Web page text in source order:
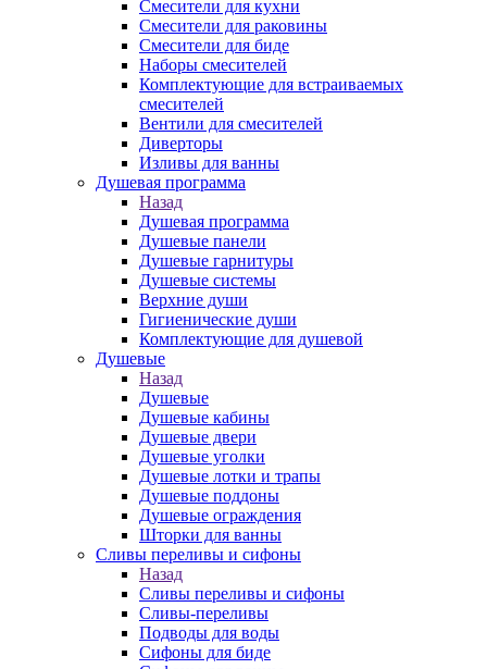
Смесители для кухни
Смесители для раковины
Смесители для биде
Наборы смесителей
Комплектующие для встраиваемых
смесителей
Вентили для смесителей
Диверторы
Изливы для ванны
Душевая программа
Назад
Душевая программа
Душевые панели
Душевые гарнитуры
Душевые системы
Верхние души
Гигиенические души
Комплектующие для душевой
Душевые
Назад
Душевые
Душевые кабины
Душевые двери
Душевые уголки
Душевые лотки и трапы
Душевые поддоны
Душевые ограждения
Шторки для ванны
Сливы переливы и сифоны
Назад
Сливы переливы и сифоны
Сливы-переливы
Подводы для воды
Сифоны для биде